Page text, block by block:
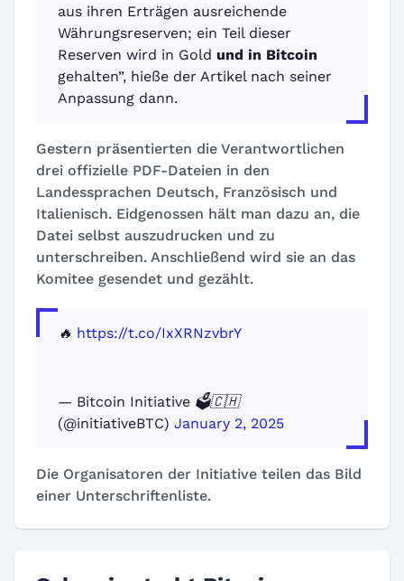
aus ihren Erträgen ausreichende
Währungsreserven; ein Teil dieser
Reserven wird in Gold und in Bitcoin
gehalten”, hieße der Artikel nach seiner
Anpassung dann.
Gestern präsentierten die Verantwortlichen
drei offizielle PDF-Dateien in den
Landessprachen Deutsch, Französisch und
Italienisch. Eidgenossen hält man dazu an, die
Datei selbst auszudrucken und zu
unterschreiben. Anschließend wird sie an das
Komitee gesendet und gezählt.
🔥 https://t.co/IxXRNzvbrY
— Bitcoin Initiative 🗳️🇨🇭
(@initiativeBTC) January 2, 2025
Die Organisatoren der Initiative teilen das Bild
einer Unterschriftenliste.